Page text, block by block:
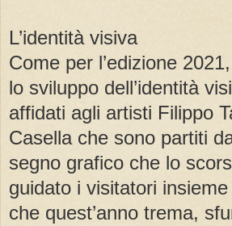
L’identità visiva
Come per l’edizione
lo sviluppo dell’identità
affidati agli artisti Filippo
Casella che sono partiti
segno grafico che lo
guidato i visitatori
che quest’anno trema,